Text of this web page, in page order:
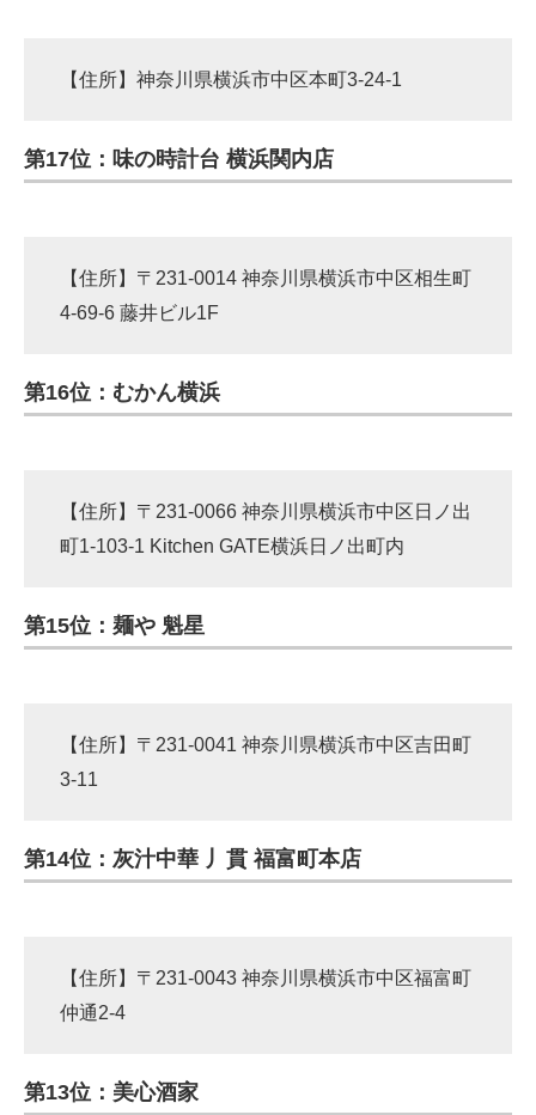
【住所】神奈川県横浜市中区本町3-24-1
第17位：味の時計台 横浜関内店
【住所】〒231-0014 神奈川県横浜市中区相生町
4-69-6 藤井ビル1F
第16位：むかん横浜
【住所】〒231-0066 神奈川県横浜市中区日ノ出
町1-103-1 Kitchen GATE横浜日ノ出町内
第15位：麺や 魁星
【住所】〒231-0041 神奈川県横浜市中区吉田町
3-11
第14位：灰汁中華 丿貫 福富町本店
【住所】〒231-0043 神奈川県横浜市中区福富町
仲通2-4
第13位：美心酒家